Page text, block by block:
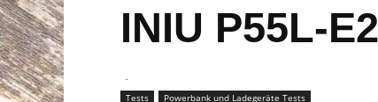
INIU P55L-
-
Tests
Powerbank und Ladegeräte Tests